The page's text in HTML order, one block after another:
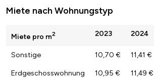
Miete nach Wohnungstyp
Miete pro m2 2023 2024
Sonstige 10,70 € 11,41 €
Erdgeschosswohnung 10,95 € 11,49 €